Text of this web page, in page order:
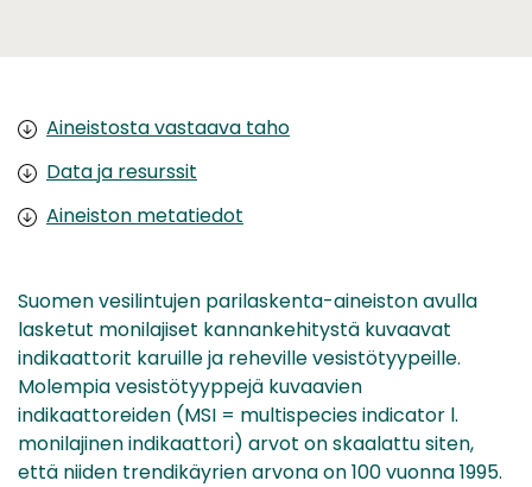
Aineistosta vastaava taho
Data ja resurssit
Aineiston metatiedot
Suomen vesilintujen parilaskenta-aineiston avulla
lasketut monilajiset kannankehitystä kuvaavat
indikaattorit karuille ja reheville vesistötyypeille.
Molempia vesistötyyppejä kuvaavien
indikaattoreiden (MSI = multispecies indicator l.
monilajinen indikaattori) arvot on skaalattu siten,
että niiden trendikäyrien arvona on 100 vuonna 1995.